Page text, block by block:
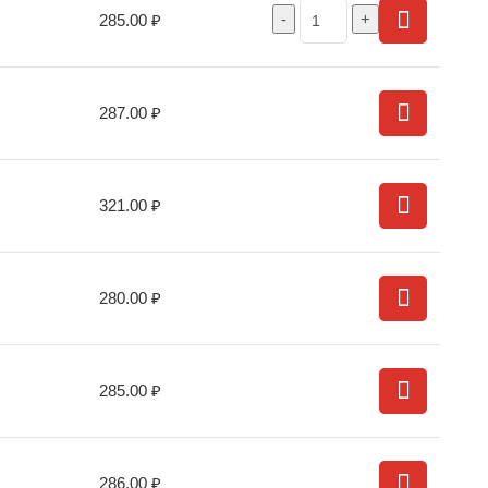
285.00 ₽
287.00 ₽
321.00 ₽
280.00 ₽
285.00 ₽
286.00 ₽